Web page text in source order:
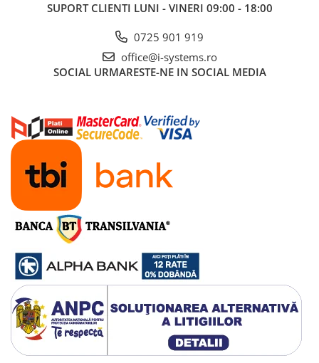
Doze / Suporti Camere
Monitoare Supraveghere
Surse Alimentare Si UPS
Testere CCTV
Hard Disk-uri
NVR - Network Video Recorder
Rețelistică & IT
Rețelistică
Routere Wireless & LAN
SUPORT CLIENTI LUNI - VINERI 09:00 - 18:00
0725 901 919
office@i-systems.ro
SOCIAL URMARESTE-NE IN SOCIAL MEDIA